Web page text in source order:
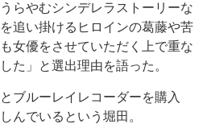
らやむシンデレラストーリーな
追い掛けるヒロインの葛藤や苦
女優をさせていただく上で重な
た」と選出理由を語った。
ブルーレイレコーダーを購入
んでいるという堀田。